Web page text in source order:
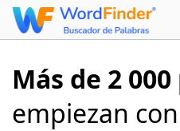
Más de 2
empiezan